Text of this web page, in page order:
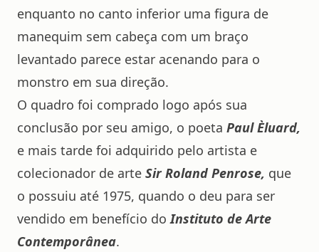
enquanto no canto inferior uma figura de
manequim sem cabeça com um braço
levantado parece estar acenando para o
monstro em sua direção.
O quadro foi comprado logo após sua
conclusão por seu amigo, o poeta Paul Èluard,
e mais tarde foi adquirido pelo artista e
colecionador de arte Sir Roland Penrose, que
o possuiu até 1975, quando o deu para ser
vendido em benefício do Instituto de Arte
Contemporânea.